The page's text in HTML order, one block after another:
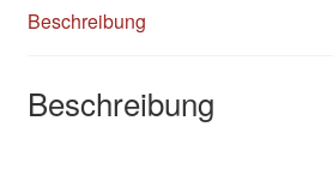
Beschreibung
Beschreibung